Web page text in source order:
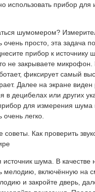
использовать прибор для
шумомером?
очень просто, эта задача
прибор к источнику
не закрываете микрофон.
фиксирует самый
Далее на экране виден
в децибелах или других
для измерения шума
очень легко.
советы. Как проверить
источник шума. В качестве
мелодию, включённую на
и закройте дверь,